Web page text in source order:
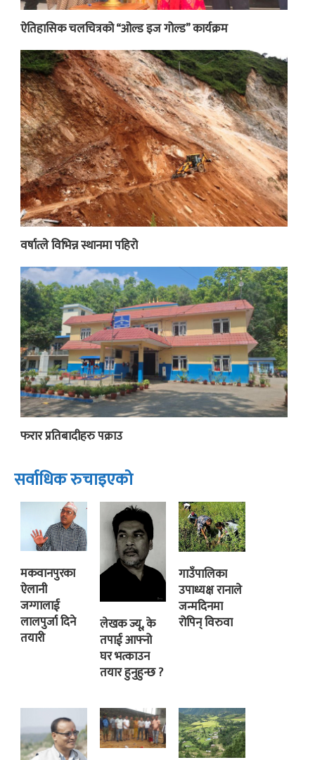
ऐतिहासिक चलचित्रको “ओल्ड इज गोल्ड” कार्यक्रम
वर्षात्ले विभिन्न स्थानमा पहिरो
फरार प्रतिबादीहरु पक्राउ
सर्वाधिक रुचाइएको
मकवानपुरका
ऐलानी
जग्गालाई
लालपुर्जा दिने
तयारी
लेखक ज्यू, के
तपाई आफ्नो
घर भत्काउन
तयार हुनुहुन्छ ?
गाउँपालिका
उपाध्यक्ष रानाले
जन्मदिनमा
रोपिन् विरुवा